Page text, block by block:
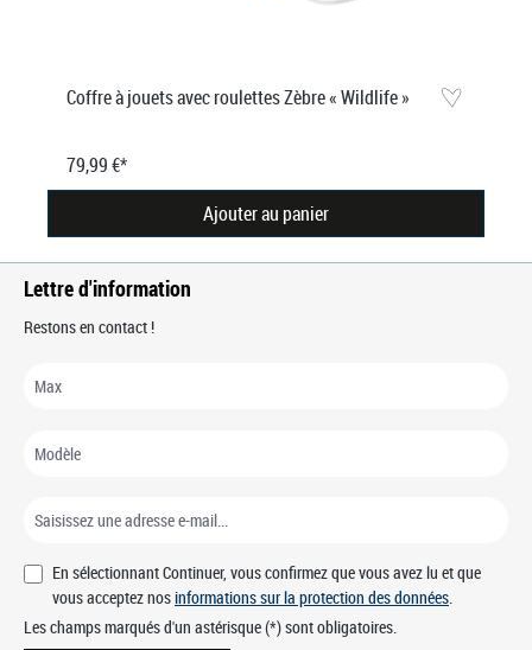
Coffre à jouets avec roulettes Zèbre « Wildlife »
79,99 €*
Ajouter au panier
Lettre d'information
Restons en contact !
En sélectionnant Continuer, vous confirmez que vous avez lu et que
vous acceptez nosinformations sur la protection des données.
Les champs marqués d'un astérisque (*) sont obligatoires.